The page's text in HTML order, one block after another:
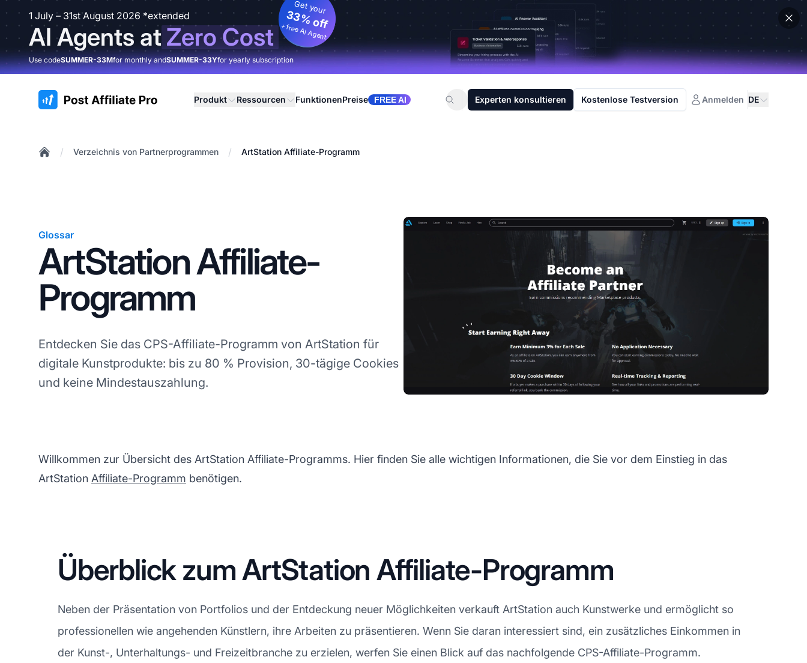
1 July – 31st August 2026 *extended
AI Agents atZero Cost
Get your
33% off
+ free AI Agent
Use codeSUMMER-33Mfor monthly andSUMMER-33Yfor yearly subscription
:site.title Produkt Ressourcen FunktionenPreise FREE AI Experten konsultieren Kostenlose Testversion Anmelden DE
/ Verzeichnis von Partnerprogrammen / ArtStation Affiliate-Programm
Glossar
ArtStation Affiliate-
Programm
Entdecken Sie das CPS-Affiliate-Programm von ArtStation für
digitale Kunstprodukte: bis zu 80 % Provision, 30-tägige Cookies
und keine Mindestauszahlung.
Willkommen zur Übersicht des ArtStation Affiliate-Programms. Hier finden Sie alle wichtigen Informationen, die Sie vor dem Einstieg in das
ArtStation Affiliate-Programm benötigen.
Überblick zum ArtStation Affiliate-Programm
Neben der Präsentation von Portfolios und der Entdeckung neuer Möglichkeiten verkauft ArtStation auch Kunstwerke und ermöglicht so
professionellen wie angehenden Künstlern, ihre Arbeiten zu präsentieren. Wenn Sie daran interessiert sind, ein zusätzliches Einkommen in
der Kunst-, Unterhaltungs- und Freizeitbranche zu erzielen, werfen Sie einen Blick auf das nachfolgende CPS-Affiliate-Programm.